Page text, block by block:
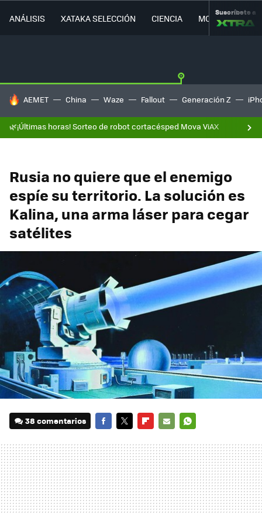
ANÁLISIS XATAKA SELECCIÓN CIENCIA MOVILIDAD
Suscríbete a
HOY SE HABLA DE
AEMET China Waze Fallout Generación Z
🌿¡Últimas horas! Sorteo de robot cortacésped Mova ViAX
Rusia no quiere que el enemigo
espíe su territorio. La solución es
Kalina, una arma láser para cegar
satélites
38 comentarios
MAIL